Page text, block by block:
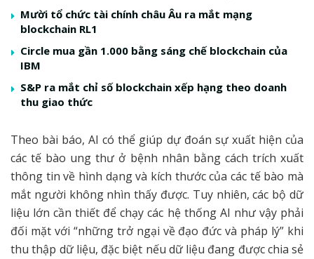
Mười tổ chức tài chính châu Âu ra mắt mạng
blockchain RL1
Circle mua gần 1.000 bằng sáng chế blockchain của
IBM
S&P ra mắt chỉ số blockchain xếp hạng theo doanh
thu giao thức
Theo bài báo, AI có thể giúp dự đoán sự xuất hiện của
các tế bào ung thư ở bệnh nhân bằng cách trích xuất
thông tin về hình dạng và kích thước của các tế bào mà
mắt người không nhìn thấy được. Tuy nhiên, các bộ dữ
liệu lớn cần thiết để chạy các hệ thống AI như vậy phải
đối mặt với “những trở ngại về đạo đức và pháp lý” khi
thu thập dữ liệu, đặc biệt nếu dữ liệu đang được chia sẻ